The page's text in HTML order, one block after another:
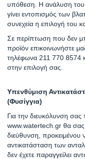
υπόθεση. Η ανάλυση του
γίνει εντοπισμός των
συνεχεία η επιλογή του
Σε περίπτωση που δεν
προϊόν επικοινωνήστε
τηλέφωνα 211 770 8574
στην επιλογή σας.
Υπενθύμιση
(Φυσίγγια)
Για την διευκόλυνση σας
www.watertech.gr θα σας
διεύθυνση,
αντικατάσταση των
δεν έχετε παραγγείλει